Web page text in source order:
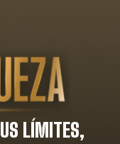
LÍMITES,